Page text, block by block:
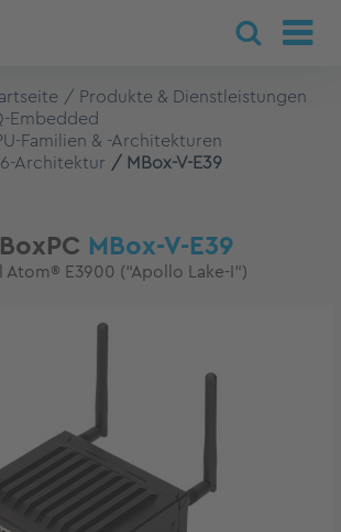
Produkte & Dienstleistungen
Embedded
Familien & -Architekturen
Architektur
MBox-V-E39
MBox-V-E39
E3900 (“Apollo Lake-I“)